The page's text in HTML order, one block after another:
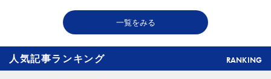
千趣会が新インナーブランド開発、締め付け感のない着心地へ
一覧をみる
人気記事ランキング RANKING